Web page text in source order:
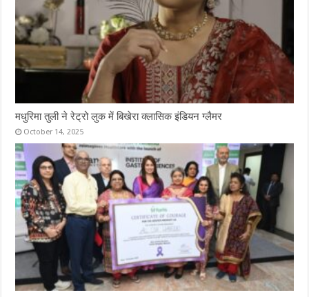
मधुरिमा तुली ने रेट्रो लुक में बिखेरा क्लासिक इंडियन ग्लैमर
October 14, 2025